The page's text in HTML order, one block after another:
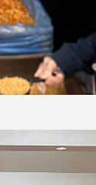
他消
校園徵才
4
息
捐